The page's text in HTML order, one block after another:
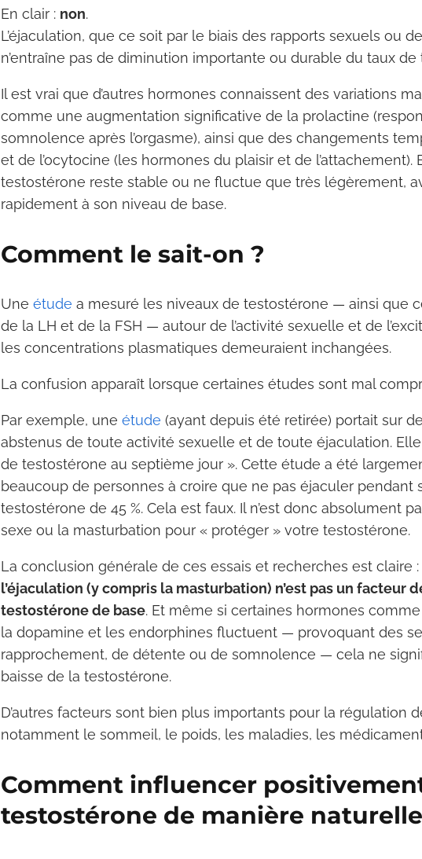
En clair : non.
L’éjaculation, que ce soit par le biais des rapports sexuels ou
n’entraîne pas de diminution importante ou durable du taux de
Il est vrai que d’autres hormones connaissent des variations
comme une augmentation significative de la prolactine
somnolence après l’orgasme), ainsi que des changements
et de l’ocytocine (les hormones du plaisir et de l’attachement).
testostérone reste stable ou ne fluctue que très légèrement,
rapidement à son niveau de base.
Comment le sait-on ?
Une étude a mesuré les niveaux de testostérone — ainsi que
de la LH et de la FSH — autour de l’activité sexuelle et de
les concentrations plasmatiques demeuraient inchangées.
La confusion apparaît lorsque certaines études sont mal
Par exemple, une étude (ayant depuis été retirée) portait sur
abstenus de toute activité sexuelle et de toute éjaculation.
de testostérone au septième jour ». Cette étude a été
beaucoup de personnes à croire que ne pas éjaculer pendant
testostérone de 45 %. Cela est faux. Il n’est donc absolument
sexe ou la masturbation pour « protéger » votre testostérone.
La conclusion générale de ces essais et recherches est claire :
l’éjaculation (y compris la masturbation) n’est pas un facteur
testostérone de base. Et même si certaines hormones
la dopamine et les endorphines fluctuent — provoquant des
rapprochement, de détente ou de somnolence — cela ne
baisse de la testostérone.
D’autres facteurs sont bien plus importants pour la régulation
notamment le sommeil, le poids, les maladies, les
Comment influencer
testostérone de manière naturelle